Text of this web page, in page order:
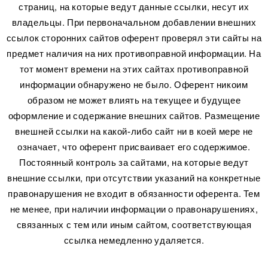
страниц, на которые ведут данные ссылки, несут их
владельцы. При первоначальном добавлении внешних
ссылок сторонних сайтов оферент проверял эти сайты на
предмет наличия на них противоправной информации. На
тот момент времени на этих сайтах противоправной
информации обнаружено не было. Оферент никоим
образом не может влиять на текущее и будущее
оформление и содержание внешних сайтов. Размещение
внешней ссылки на какой-либо сайт ни в коей мере не
означает, что оферент присваивает его содержимое.
Постоянный контроль за сайтами, на которые ведут
внешние ссылки, при отсутствии указаний на конкретные
правонарушения не входит в обязанности оферента. Тем
не менее, при наличии информации о правонарушениях,
связанных с тем или иным сайтом, соответствующая
ссылка немедленно удаляется.